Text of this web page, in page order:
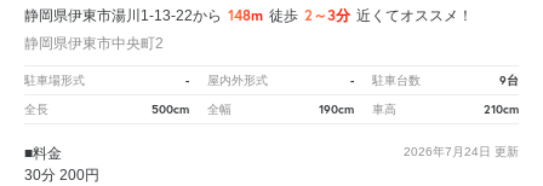
静岡県伊東市湯川1-13-22から 148m 徒歩 2～3分 近くてオススメ！
静岡県伊東市中央町2
駐車場形式 - 屋内外形式 - 駐車台数 9台
全長 500cm 全幅 190cm 車高 210cm
2026年7月24日 更新
■料金
30分 200円